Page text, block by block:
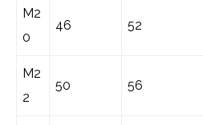
M2
0
46 52
M2
2
50 56